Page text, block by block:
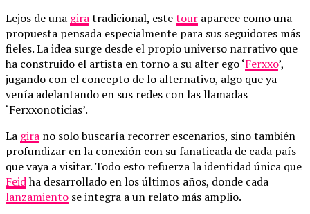
Lejos de una giratradicional, estetour aparece como una
propuesta pensada especialmente para sus seguidores más
fieles. La idea surge desde el propio universo narrativo que
ha construido el artista en torno a su alter ego ‘Ferxxo’,
jugando con el concepto de lo alternativo, algo que ya
venía adelantando en sus redes con las llamadas
‘Ferxxonoticias’.
La gira no solo buscaría recorrer escenarios, sino también
profundizar en la conexión con su fanaticada de cada país
que vaya a visitar. Todo esto refuerza la identidad única que
Feidha desarrollado en los últimos años, donde cada
lanzamiento se integra a un relato más amplio.